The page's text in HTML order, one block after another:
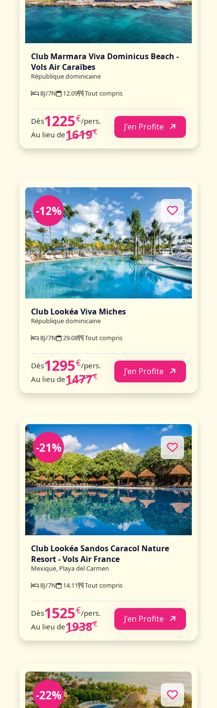
Club Marmara Viva Dominicus Beach -
Vols Air Caraïbes
République dominicaine
8J/7N
12.09 Tout compris
Dès1225€/pers.
Au lieu de1619€ J'en Profite
-12%
Club Lookéa Viva Miches
République dominicaine
8J/7N
29.08 Tout compris
Dès1295€/pers.
Au lieu de1477€ J'en Profite
-21%
Club Lookéa Sandos Caracol Nature
Resort - Vols Air France
Mexique, Playa del Carmen
8J/7N
14.11 Tout compris
Dès1525€/pers.
Au lieu de1938€ J'en Profite
-22%